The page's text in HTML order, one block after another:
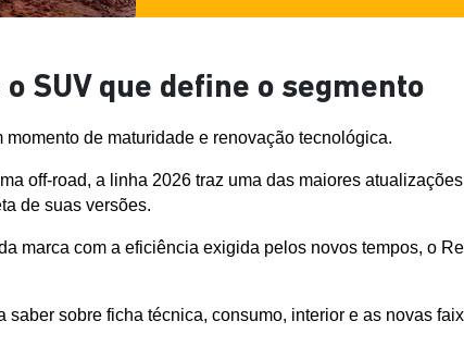
SUV que define o segmento
de maturidade e renovação tecnológica.
off-road, a linha 2026 traz uma das maiores
de suas versões.
marca com a eficiência exigida pelos novos tempos, o
sobre ficha técnica, consumo, interior e as novas